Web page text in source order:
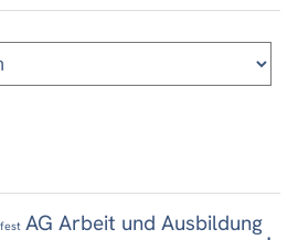
AG Arbeit und Ausbildung